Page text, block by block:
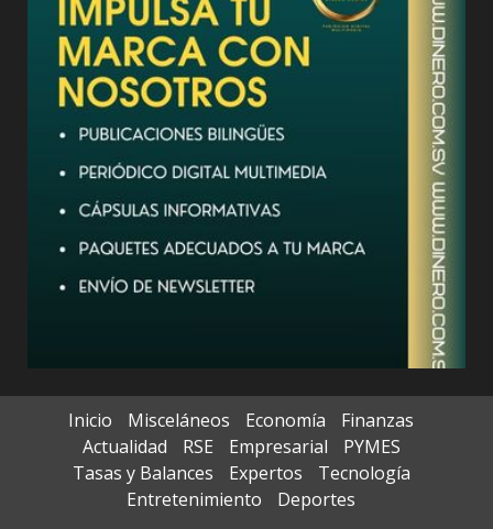
Inicio Misceláneos Economía
Finanzas
Actualidad
RSE Empresarial
PYMES
Tasas y Balances
Expertos
Tecnología
Entretenimiento
Deportes